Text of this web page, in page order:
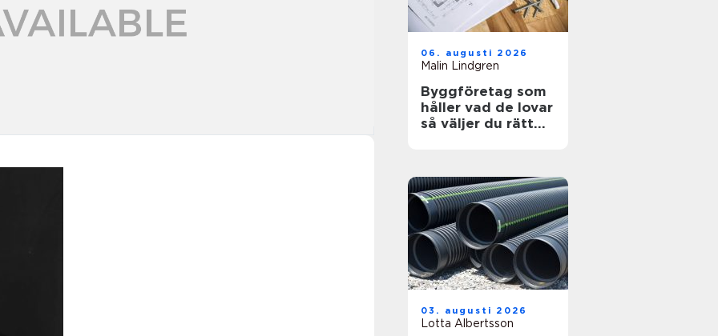
06. augusti 2026
Malin Lindgren
Byggföretag som
håller vad de lovar
så väljer du rätt
03. augusti 2026
Lotta Albertsson